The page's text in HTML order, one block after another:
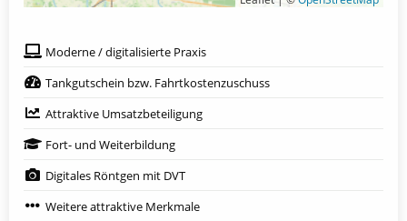
Moderne / digitalisierte Praxis
Tankgutschein bzw. Fahrtkostenzuschuss
Attraktive Umsatzbeteiligung
Fort- und Weiterbildung
Digitales Röntgen mit DVT
Weitere attraktive Merkmale